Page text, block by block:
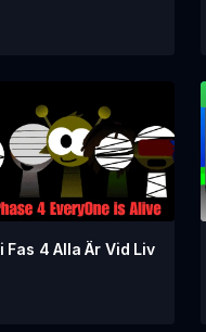
Fas 4 Alla Är Vid Liv